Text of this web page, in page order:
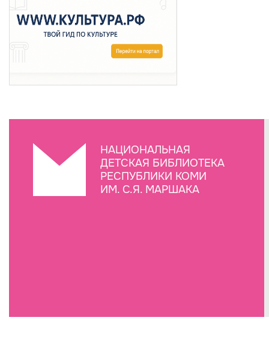
НАЦИОНАЛЬНАЯ
ДЕТСКАЯ БИБЛИОТЕКА
РЕСПУБЛИКИ КОМИ
ИМ. С.Я. МАРШАКА